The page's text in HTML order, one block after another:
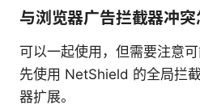
与浏览器广告拦截器冲突
可以一起使用，但需要注意
先使用 NetShield 的全局拦
器扩展。